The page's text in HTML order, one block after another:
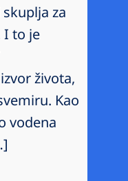
za
I to je
života,
Kao
vodena